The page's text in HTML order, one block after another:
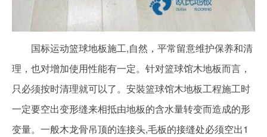
国标运动篮球地板施工,自然，平常留意维护保养和清
理，也对增加使用性能有一定。针对篮球馆木地板而言，
只必须按时清理就可以了。安裝篮球馆木地板工程施工时
一定要空出变形缝来相抵由地板的含水量转变而造成的形
变量。一般木龙骨吊顶的连接头,毛板的接缝处必须空出1